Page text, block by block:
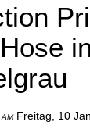
AMFreitag, 10